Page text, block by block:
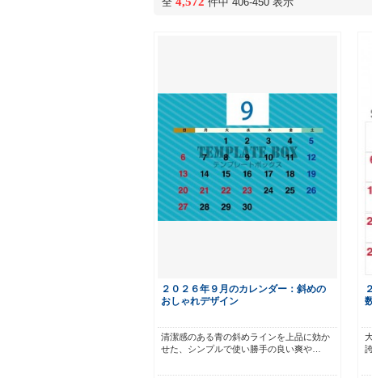
２０２６年９月のカレンダー：斜めの
おしゃれデザイン
清潔感のある青の斜めラインを上品に効か
せた、シンプルで使い勝手の良い爽や…